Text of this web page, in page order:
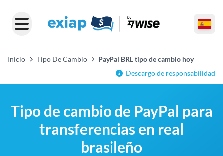
Inicio Tipo De Cambio
PayPal BRL tipo de cambio hoy
Descargo de responsabilidad
Tipo de cambio de PayPal para
transferencias en real
brasileño